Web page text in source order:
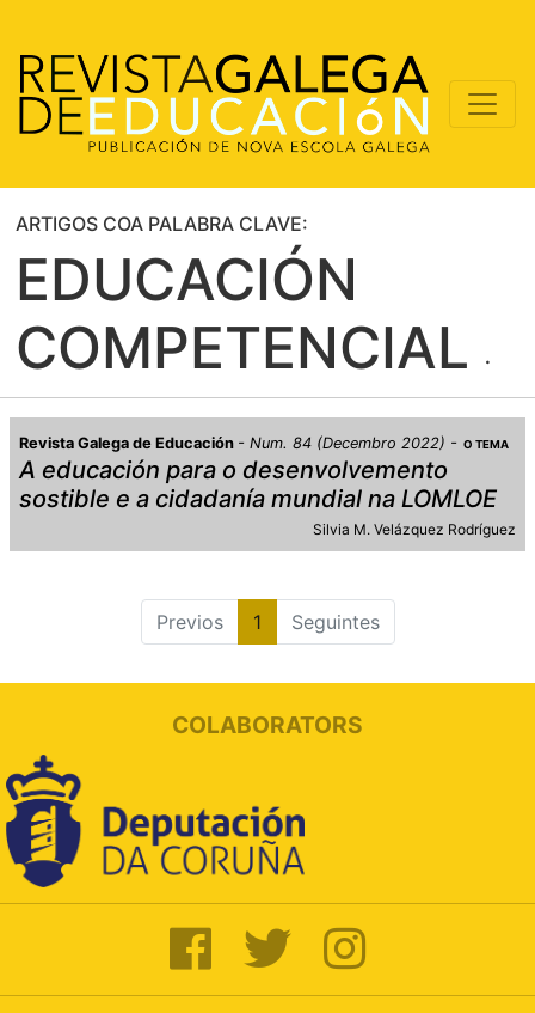
ARTIGOS COA PALABRA CLAVE:
EDUCACIÓN
COMPETENCIAL
Revista Galega de Educación Num. 84 (Decembro 2022) O TEMA
A educación para o desenvolvemento
sostible e a cidadanía mundial na LOMLOE
Silvia M. Velázquez Rodríguez
Previos 1 Seguintes
COLABORATORS